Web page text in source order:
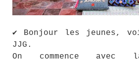
✔ Bonjour les jeunes,
JJG.
On commence avec